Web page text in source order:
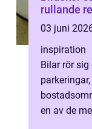
rullande
03 juni
inspiration
Bilar rör sig
en av de